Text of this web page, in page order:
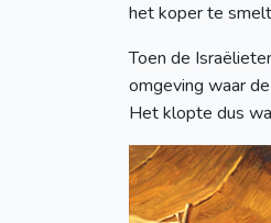
het koper te
Toen de
omgeving waar
Het klopte dus